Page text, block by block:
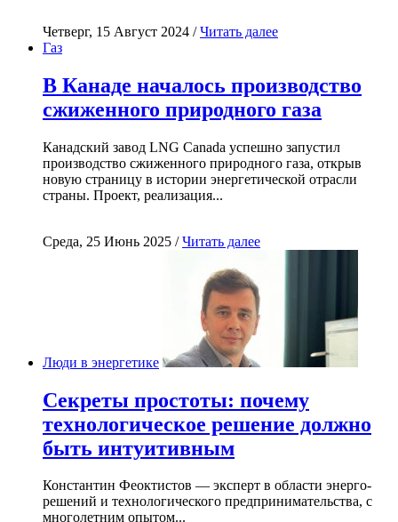
Четверг, 15 Август 2024 /Читать далее
Газ
В Канаде началось производство
сжиженного природного газа
Канадский завод LNG Canada успешно запустил
производство сжиженного природного газа, открыв
новую страницу в истории энергетической отрасли
страны. Проект, реализация...
Среда, 25 Июнь 2025 /Читать далее
Люди в энергетике
Секреты простоты: почему
технологическое решение должно
быть интуитивным
Константин Феоктистов — эксперт в области энерго-
решений и технологического предпринимательства, с
многолетним опытом...